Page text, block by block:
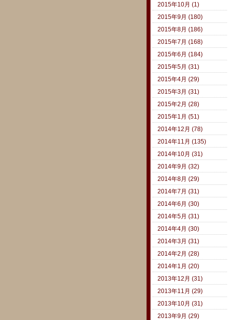
2015年10月 (1)
2015年9月 (180)
2015年8月 (186)
2015年7月 (168)
2015年6月 (184)
2015年5月 (31)
2015年4月 (29)
2015年3月 (31)
2015年2月 (28)
2015年1月 (51)
2014年12月 (78)
2014年11月 (135)
2014年10月 (31)
2014年9月 (32)
2014年8月 (29)
2014年7月 (31)
2014年6月 (30)
2014年5月 (31)
2014年4月 (30)
2014年3月 (31)
2014年2月 (28)
2014年1月 (20)
2013年12月 (31)
2013年11月 (29)
2013年10月 (31)
2013年9月 (29)